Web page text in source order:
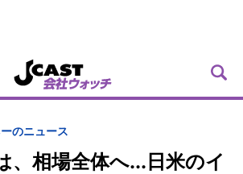
のニュース
、相場全体へ...日米のイ